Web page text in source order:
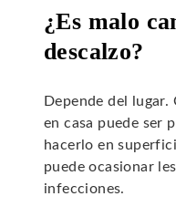
¿Es malo
descalzo?
Depende del lugar.
en casa puede ser
hacerlo en
puede ocasionar
infecciones.